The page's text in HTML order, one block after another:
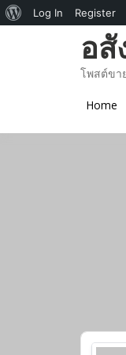
อ
โพสต์ขา
Home
About
Log In Register